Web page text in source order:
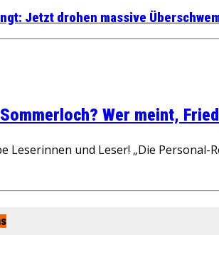
Jetzt drohen massive
Wer meint,
Leserinnen und Leser! „Die